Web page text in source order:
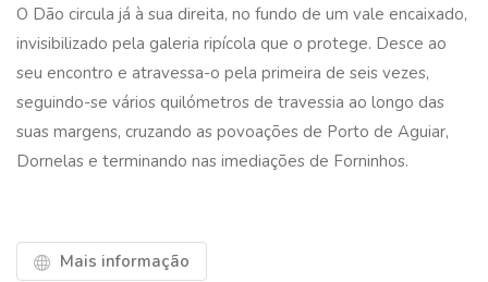
O Dão circula já à sua direita, no fundo de um vale encaixado,
invisibilizado pela galeria ripícola que o protege. Desce ao
seu encontro e atravessa-o pela primeira de seis vezes,
seguindo-se vários quilómetros de travessia ao longo das
suas margens, cruzando as povoações de Porto de Aguiar,
Dornelas e terminando nas imediações de Forninhos.
Mais informação